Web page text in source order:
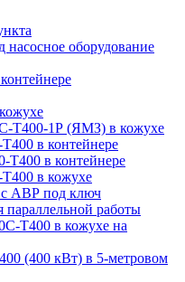
оборудование
Т400-1Р (ЯМЗ) в кожухе
в контейнере
в контейнере
в кожухе
с АВР под ключ
работы
Т400 в кожухе на
(400 кВт) в 5-метровом